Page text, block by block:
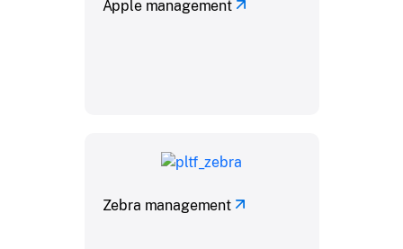
Apple management
Zebra management